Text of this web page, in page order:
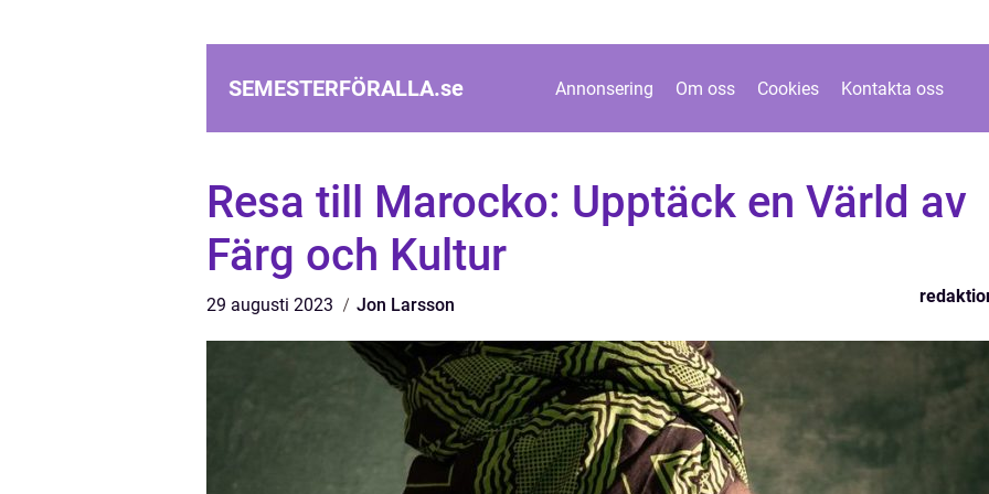
SEMESTERFÖRALLA.se Annonsering Om oss Cookies Kontakta oss
Resa till Marocko: Upptäck en Värld av
Färg och Kultur
29 augusti 2023 Jon Larsson